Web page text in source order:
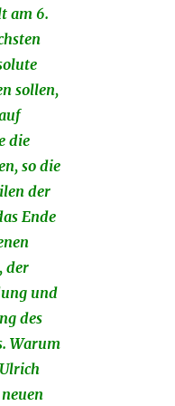
am 6.
sollen,
die
so die
der
Ende
der
und
des
Warum